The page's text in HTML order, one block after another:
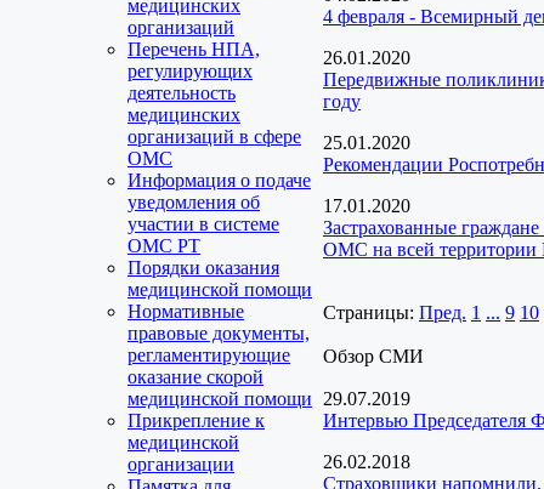
медицинских
организаций
Перечень НПА,
регулирующих
деятельность
медицинских
организаций в сфере
ОМС
Информация о подаче
уведомления об
участии в системе
ОМС РТ
Порядки оказания
медицинской помощи
Нормативные
правовые документы,
регламентирующие
оказание скорой
медицинской помощи
Прикрепление к
медицинской
организации
4 февраля - Всемирный
26.01.2020
Передвижные
году
25.01.2020
Рекомендации
17.01.2020
Застрахованные
ОМС на всей территории
Страницы: Пред. 1 ... 9 10
Обзор СМИ
29.07.2019
Интервью Председателя
26.02.2018
Страховщики